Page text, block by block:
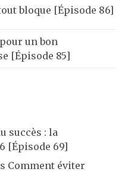
bloque [Épisode 86]
un bon
[Épisode 85]
succès : la
[Épisode 69]
Comment éviter